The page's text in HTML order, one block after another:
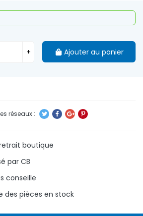
boutique
par CB
conseille
des pièces en stock
+ Ajouter au panier